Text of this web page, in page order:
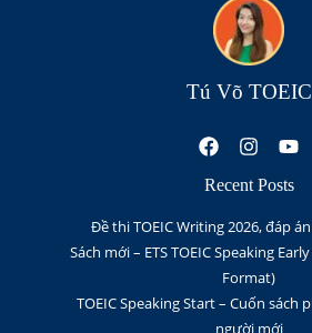
Tú Võ TOEIC
Recent Posts
Đề thi TOEIC Writing 2026, đáp
Sách mới – ETS TOEIC Speaking
Format)
TOEIC Speaking Start – Cuốn sách
người mới